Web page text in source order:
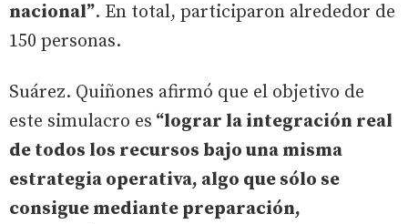
nacional”. En total, participaron alrededor de
150 personas.
Suárez. Quiñones afirmó que el objetivo de
este simulacro es “lograr la integración real
de todos los recursos bajo una misma
estrategia operativa, algo que sólo se
consigue mediante preparación,